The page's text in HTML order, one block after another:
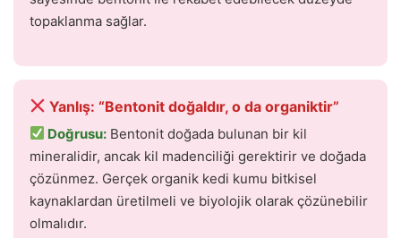
topaklanma sağlar.
Yanlış: “Bentonit doğaldır, o da organiktir”
Doğrusu: Bentonit doğada bulunan bir kil
mineralidir, ancak kil madenciliği gerektirir ve doğada
çözünmez. Gerçek organik kedi kumu bitkisel
kaynaklardan üretilmeli ve biyolojik olarak çözünebilir
olmalıdır.